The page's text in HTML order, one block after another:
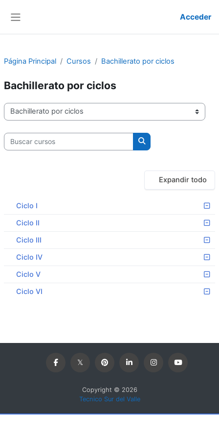
Acceder
Página Principal Cursos Bachillerato por ciclos
Bachillerato por ciclos
Categorías
Buscar cursos
Buscar cursos
Expandir todo
Ciclo I
Ciclo II
Ciclo III
Ciclo IV
Ciclo V
Ciclo VI
Copyright © 2026
Tecnico Sur del Valle